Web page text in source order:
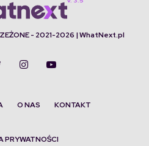
- 2021-2026 | WhatNext.pl
O NAS KONTAKT
PRYWATNOŚCI